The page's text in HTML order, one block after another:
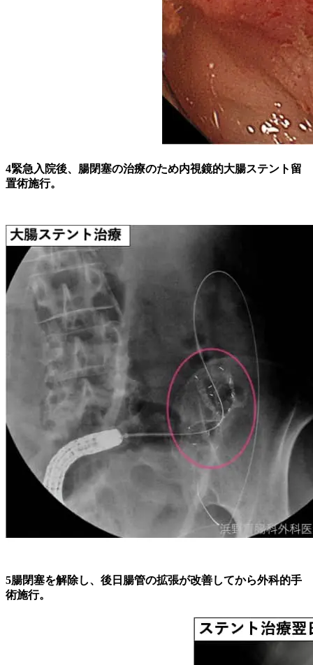
4緊急入院後、腸閉塞の治療のため内視鏡的大腸ステント留
置術施行。
5腸閉塞を解除し、後日腸管の拡張が改善してから外科的手
術施行。